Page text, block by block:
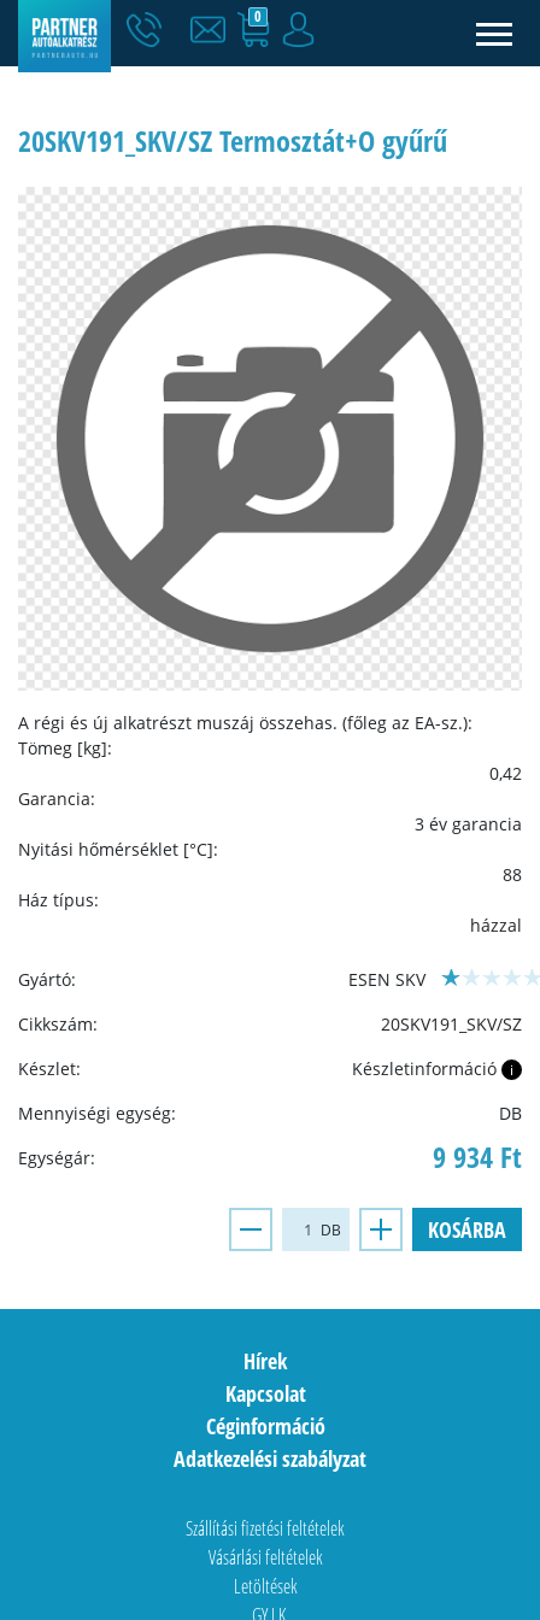
0
20SKV191_SKV/SZ Termosztát+O gyűrű
A régi és új alkatrészt muszáj összehas. (főleg az EA-sz.):
Tömeg [kg]:
0,42
Garancia:
3 év garancia
Nyitási hőmérséklet [°C]:
88
Ház típus:
házzal
Gyártó:
ESEN SKV
Cikkszám:
20SKV191_SKV/SZ
Készlet:
Készletinformáció i
Mennyiségi egység:
DB
Egységár:
9 934 Ft
DB KOSÁRBA
Hírek
Kapcsolat
Céginformáció
Adatkezelési szabályzat
Szállítási fizetési feltételek
Vásárlási feltételek
Letöltések